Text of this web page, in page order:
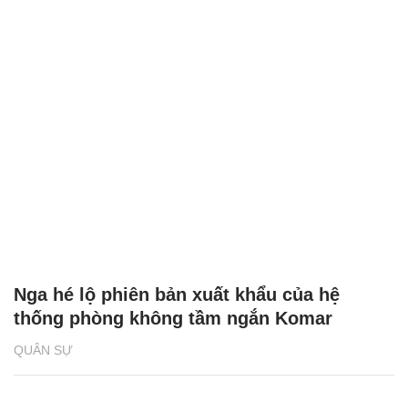
QUÂN SỰ
Nga hé lộ phiên bản xuất khẩu của hệ
thống phòng không tầm ngắn Komar